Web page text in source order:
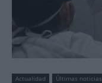
Actualidad Últimas noticias